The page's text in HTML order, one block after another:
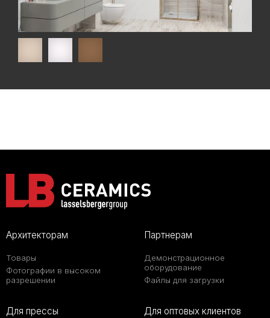
Архитекторам
Товары
Фотографии в высоком
разрешении
Партнерам
Демонстрационное
оборудование
Файлы для загрузки
Для прессы Для оптовых клиентов